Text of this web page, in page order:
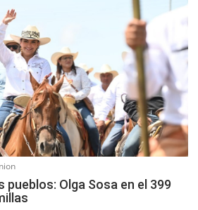
pueblos: Olga Sosa en el 399